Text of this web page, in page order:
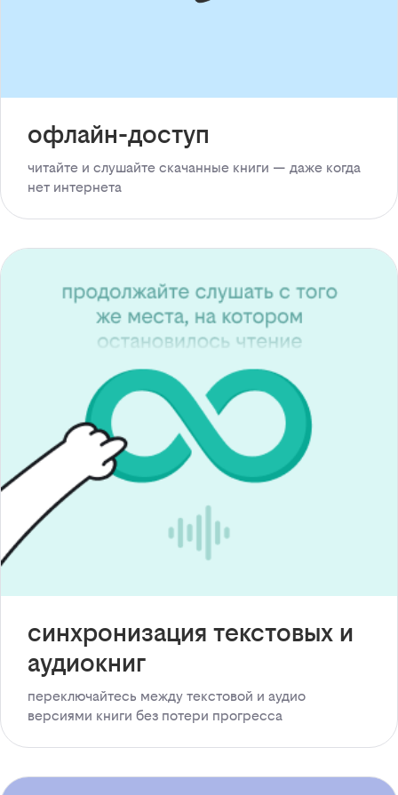
офлайн-доступ
читайте и слушайте скачанные книги — даже когда
нет интернета
синхронизация текстовых и
аудиокниг
переключайтесь между текстовой и аудио
версиями книги без потери прогресса